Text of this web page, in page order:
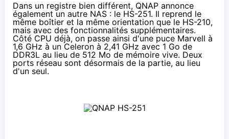
Dans un registre bien différent, QNAP annonce
également un autre NAS : le HS-251. Il reprend le
même boîtier et la même orientation que le HS-210,
mais avec des fonctionnalités supplémentaires.
Côté CPU déjà, on passe ainsi d'une puce Marvell à
1,6 GHz à un Celeron à 2,41 GHz avec 1 Go de
DDR3L au lieu de 512 Mo de mémoire vive. Deux
ports réseau sont désormais de la partie, au lieu
d'un seul.